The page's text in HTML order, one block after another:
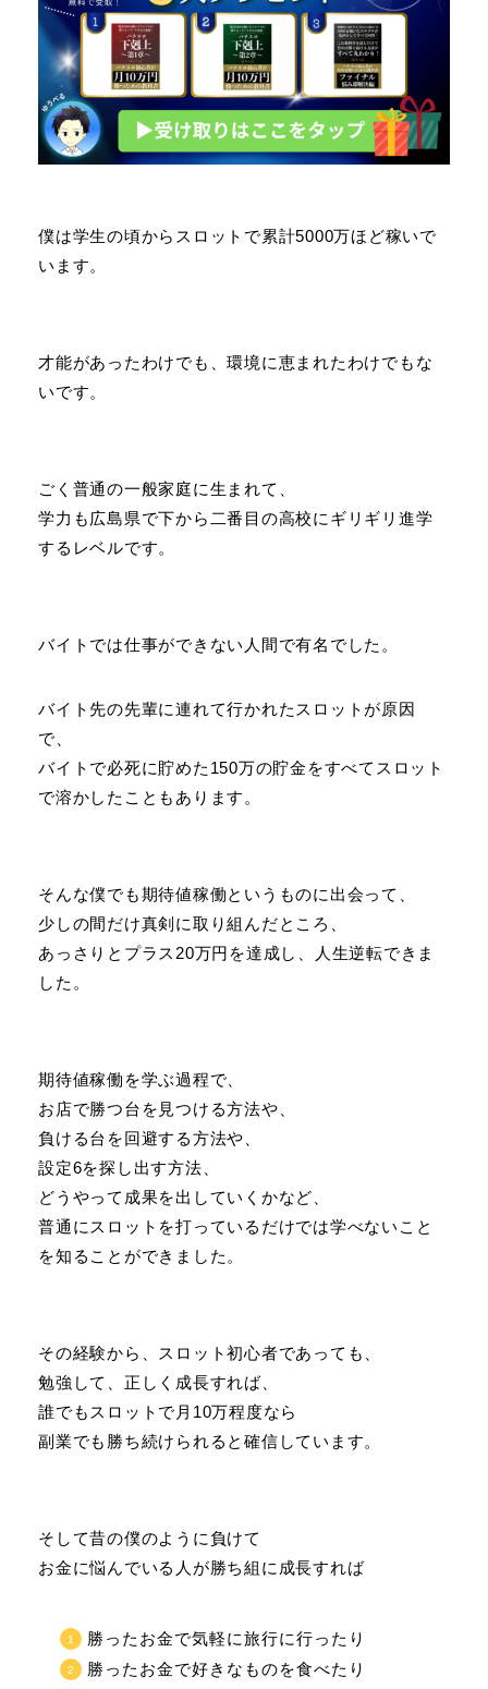
僕は学生の頃からスロットで累計5000万ほど稼いで
います。
才能があったわけでも、環境に恵まれたわけでもな
いです。
ごく普通の一般家庭に生まれて、
学力も広島県で下から二番目の高校にギリギリ進学
するレベルです。
バイトでは仕事ができない人間で有名でした。
バイト先の先輩に連れて行かれたスロットが原因
で、
バイトで必死に貯めた150万の貯金をすべてスロット
で溶かしたこともあります。
そんな僕でも期待値稼働というものに出会って、
少しの間だけ真剣に取り組んだところ、
あっさりとプラス20万円を達成し、人生逆転できま
した。
期待値稼働を学ぶ過程で、
お店で勝つ台を見つける方法や、
負ける台を回避する方法や、
設定6を探し出す方法、
どうやって成果を出していくかなど、
普通にスロットを打っているだけでは学べないこと
を知ることができました。
その経験から、スロット初心者であっても、
勉強して、正しく成長すれば、
誰でもスロットで月10万程度なら
副業でも勝ち続けられると確信しています。
そして昔の僕のように負けて
お金に悩んでいる人が勝ち組に成長すれば
勝ったお金で気軽に旅行に行ったり
勝ったお金で好きなものを食べたり